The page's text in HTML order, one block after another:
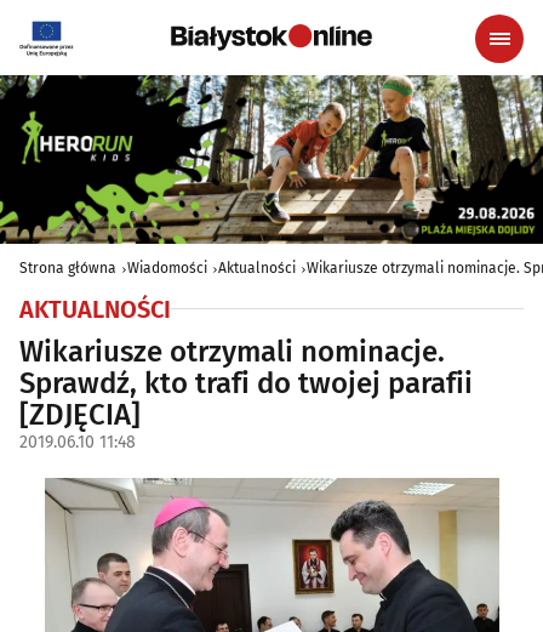
Strona główna Wiadomości Aktualności Wikariusze otrzymali nominacje.
AKTUALNOŚCI
Wikariusze otrzymali nominacje.
Sprawdź, kto trafi do twojej parafii
[ZDJĘCIA]
2019.06.10 11:48